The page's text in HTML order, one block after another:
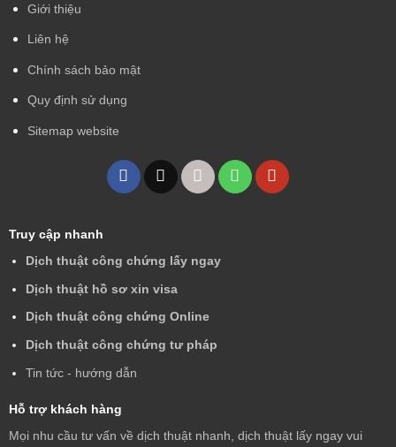
Giới thiệu
Liên hệ
Chính sách bảo mật
Quy định sử dụng
Sitemap website
Truy cập nhanh
Dịch thuật công chứng lấy ngay
Dịch thuật hồ sơ xin visa
Dịch thuật công chứng Online
Dịch thuật công chứng tư pháp
Tin tức - hướng dẫn
Hỗ trợ khách hàng
Mọi nhu cầu tư vấn về dịch thuật nhanh, dịch thuật lấy ngay vui